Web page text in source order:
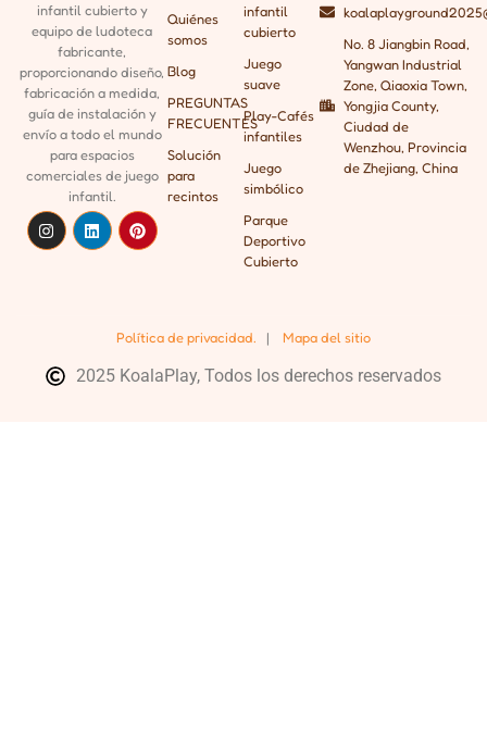
infantil cubierto y
equipo de ludoteca
fabricante,
proporcionandodiseño,
fabricación a medida,
guía de instalación y
envío a todo el mundo
para espacios
comerciales de juego
infantil.
Quiénes
somos
Blog
PREGUNTAS
FRECUENTES
Solución
para
recintos
infantil
cubierto
Juego
suave
Play-Cafés
infantiles
Juego
simbólico
Parque
Deportivo
Cubierto
No. 8 Jiangbin Road,
Yangwan Industrial
Zone, Qiaoxia Town,
Yongjia County,
Ciudad de
Wenzhou, Provincia
de Zhejiang, China
Política de privacidad. | Mapa del sitio
2025 KoalaPlay, Todos los derechos reservados